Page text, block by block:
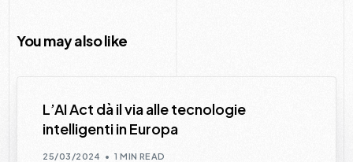
You may also like
L’AI Act dà il via alle tecnologie
intelligenti in Europa
25/03/2024 1 MIN READ